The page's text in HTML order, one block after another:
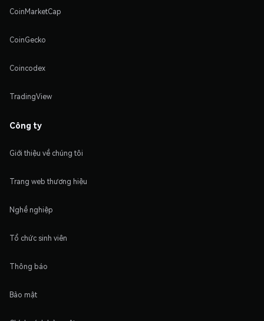
CoinMarketCap
CoinGecko
Coincodex
TradingView
Công ty
Giới thiệu về chúng tôi
Trang web thương hiệu
Nghề nghiệp
Tổ chức sinh viên
Thông báo
Bảo mật